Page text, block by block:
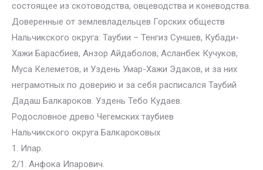
состоящее из скотоводства, овцеводства и коневодства.
Доверенные от землевладельцев Горских обществ
Нальчикского округа: Таубии – Тенгиз Суншев, Кубади-
Хажи Барасбиев, Анзор Айдаболов, Асланбек Кучуков,
Муса Келеметов, и Уздень Умар-Хажи Эдаков, и за них
неграмотных по доверию и за себя расписался Таубий
Дадаш Балкароков. Уздень Тебо Кудаев.
Родословное древо Чегемских таубиев
Нальчикского округа Балкароковых
1. Ипар.
2/1. Анфока Ипарович.